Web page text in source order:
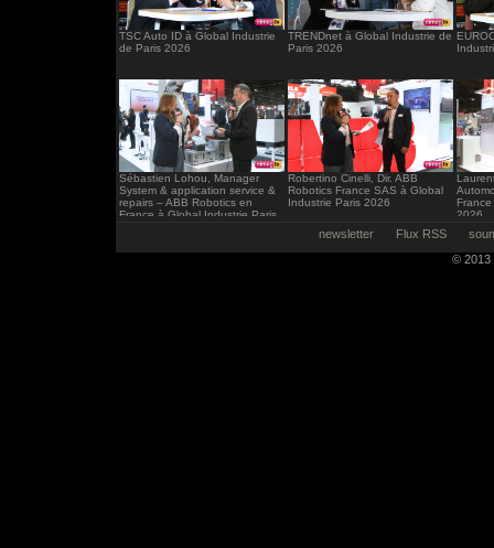
TSC Auto ID à Global Industrie
de Paris 2026
TRENDnet à Global Industrie de
Paris 2026
Sébastien Lohou, Manager
System & application service &
repairs – ABB Robotics en
France à Global Industrie Paris
Robertino Cinelli, Dir. ABB
Robotics France SAS à Global
Industrie Paris 2026
2026
newsletter Flux RSS
© 2013